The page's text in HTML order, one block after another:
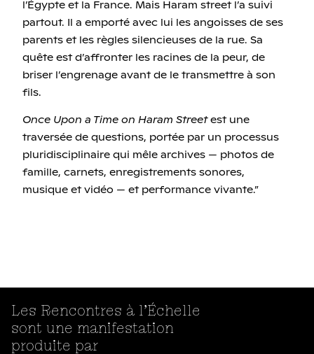
l’Égypte et la France. Mais Haram street l’a suivi
partout. Il a emporté avec lui les angoisses de ses
parents et les règles silencieuses de la rue. Sa
quête est d’affronter les racines de la peur, de
briser l’engrenage avant de le transmettre à son
fils.
Once Upon a Time on Haram Streetest une
traversée de questions, portée par un processus
pluridisciplinaire qui mêle archives — photos de
famille, carnets, enregistrements sonores,
musique et vidéo — et performance vivante.”
Les Rencontres à l’Échelle
sont une manifestation
produite par